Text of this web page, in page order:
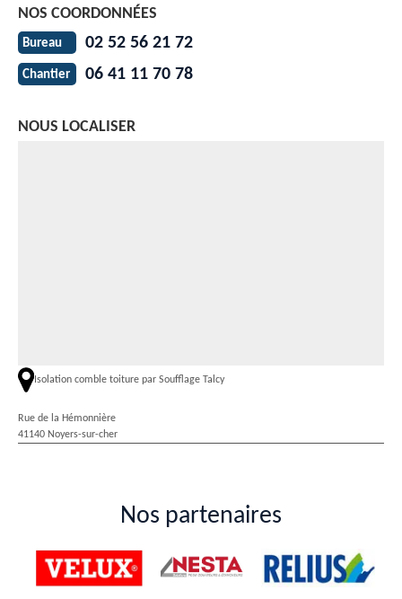
NOS COORDONNÉES
Bureau 02 52 56 21 72
Chantier 06 41 11 70 78
NOUS LOCALISER
Isolation comble toiture par Soufflage Talcy
Rue de la Hémonnière
41140 Noyers-sur-cher
Nos partenaires